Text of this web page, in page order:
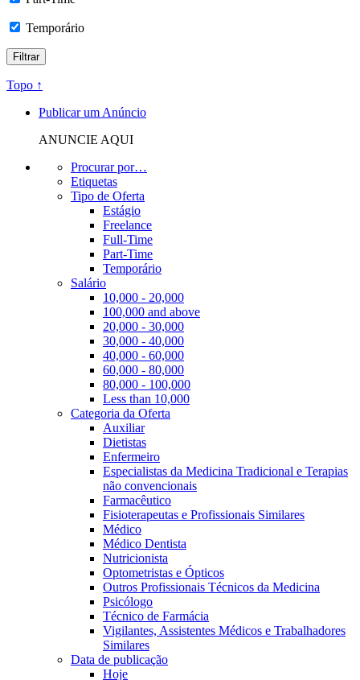
Temporário
Topo ↑
Publicar um Anúncio
ANUNCIE AQUI
Procurar por…
Etiquetas
Tipo de Oferta
Estágio
Freelance
Full-Time
Part-Time
Temporário
Salário
10,000 - 20,000
100,000 and above
20,000 - 30,000
30,000 - 40,000
40,000 - 60,000
60,000 - 80,000
80,000 - 100,000
Less than 10,000
Categoria da Oferta
Auxiliar
Dietistas
Enfermeiro
Especialistas da Medicina Tradicional e Terapias
não convencionais
Farmacêutico
Fisioterapeutas e Profissionais Similares
Médico
Médico Dentista
Nutricionista
Optometristas e Ópticos
Outros Profissionais Técnicos da Medicina
Psicólogo
Técnico de Farmácia
Vigilantes, Assistentes Médicos e Trabalhadores
Similares
Data de publicação
Hoje